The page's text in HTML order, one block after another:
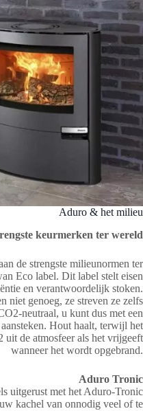
Aduro & het milieu
keurmerken ter wereld
de strengste milieunormen ter
Eco label. Dit label stelt eisen
en verantwoordelijk stoken.
niet genoeg, ze streven ze zelfs
neutraal, u kunt dus met een
Hout haalt, terwijl het
de atmosfeer als het vrijgeeft
wanneer het wordt opgebrand.
Aduro Tronic
uitgerust met het Aduro-Tronic
kachel van onnodig veel of te